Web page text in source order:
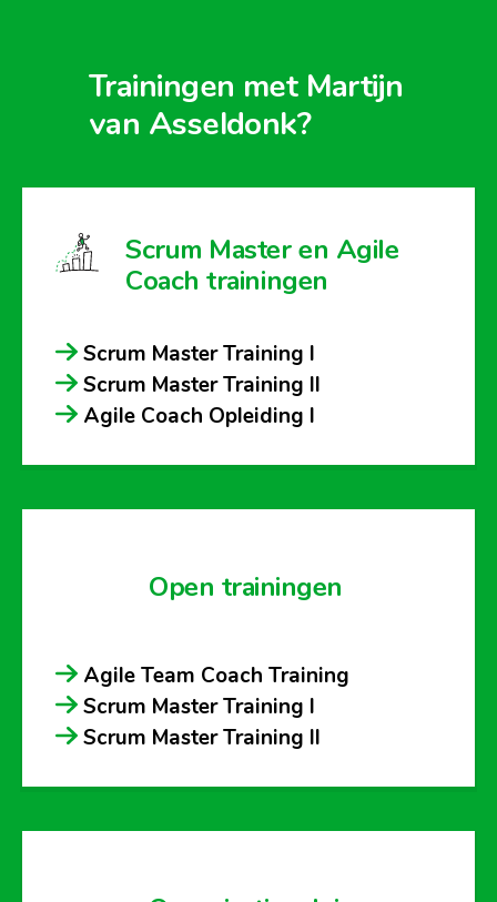
Trainingen met Martijn
van Asseldonk?
Scrum Master en Agile
Coach trainingen
Scrum Master Training I
Scrum Master Training II
Agile Coach Opleiding I
Open trainingen
Agile Team Coach Training
Scrum Master Training I
Scrum Master Training II